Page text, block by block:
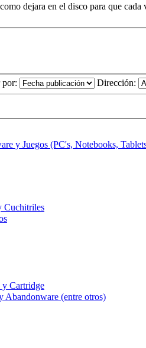
dejara en el disco para que
por: Dirección:
y Juegos (PC's, Notebooks,
Cuchitriles
Cartridge
(entre otros)